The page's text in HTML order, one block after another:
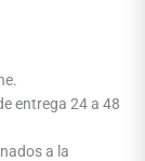
entrega 24 a 48
a la